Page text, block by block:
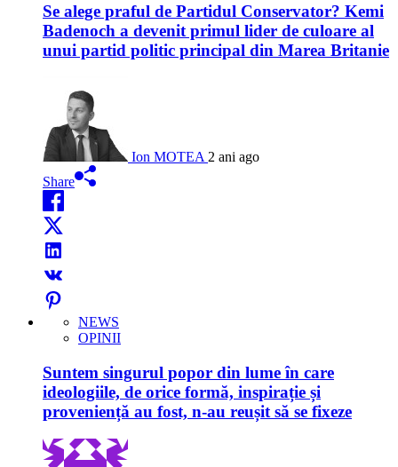
Se alege praful de Partidul Conservator? Kemi
Badenoch a devenit primul lider de culoare al
unui partid politic principal din Marea Britanie
Ion MOTEA 2 ani ago
Share
NEWS
OPINII
Suntem singurul popor din lume în care
ideologiile, de orice formă, inspirație și
proveniență au fost, n-au reușit să se fixeze